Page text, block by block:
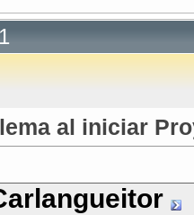
al iniciar